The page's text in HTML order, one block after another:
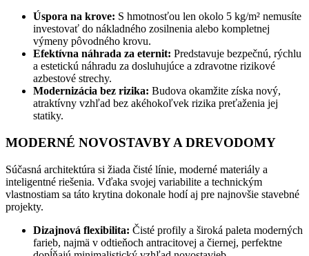
Úspora na krove: S hmotnosťou len okolo 5 kg/m² nemusíte
investovať do nákladného zosilnenia alebo kompletnej
výmeny pôvodného krovu.
Efektívna náhrada za eternit: Predstavuje bezpečnú, rýchlu
a estetickú náhradu za dosluhujúce a zdravotne rizikové
azbestové strechy.
Modernizácia bez rizika: Budova okamžite získa nový,
atraktívny vzhľad bez akéhokoľvek rizika preťaženia jej
statiky.
MODERNÉ NOVOSTAVBY A DREVODOMY
Súčasná architektúra si žiada čisté línie, moderné materiály a
inteligentné riešenia. Vďaka svojej variabilite a technickým
vlastnostiam sa táto krytina dokonale hodí aj pre najnovšie stavebné
projekty.
Dizajnová flexibilita: Čisté profily a široká paleta moderných
farieb, najmä v odtieňoch antracitovej a čiernej, perfektne